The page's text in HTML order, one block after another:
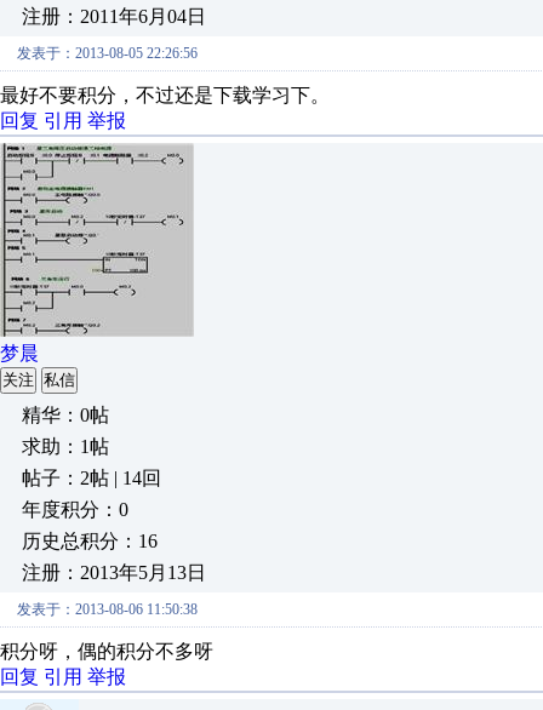
注册：2011年6月04日
发表于：2013-08-05 22:26:56
最好不要积分，不过还是下载学习下。
回复 引用 举报
梦晨
关注 私信
精华：0帖
求助：1帖
帖子：2帖 | 14回
年度积分：0
历史总积分：16
注册：2013年5月13日
发表于：2013-08-06 11:50:38
积分呀，偶的积分不多呀
回复 引用 举报